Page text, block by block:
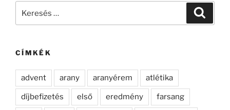
CÍMKÉK
advent arany aranyérem atlétika
díjbefizetés első eredmény farsang